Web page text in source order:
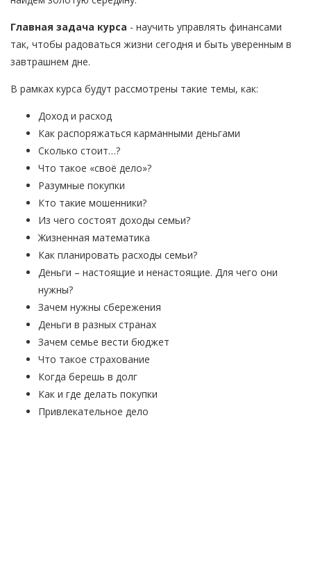
Главная задача курса - научить управлять финансами
так, чтобы радоваться жизни сегодня и быть уверенным в
завтрашнем дне.
В рамках курса будут рассмотрены такие темы, как:
Доход и расход
Как распоряжаться карманными деньгами
Сколько стоит…?
Что такое «своё дело»?
Разумные покупки
Кто такие мошенники?
Из чего состоят доходы семьи?
Жизненная математика
Как планировать расходы семьи?
Деньги – настоящие и ненастоящие. Для чего они
нужны?
Зачем нужны сбережения
Деньги в разных странах
Зачем семье вести бюджет
Что такое страхование
Когда берешь в долг
Как и где делать покупки
Привлекательное дело